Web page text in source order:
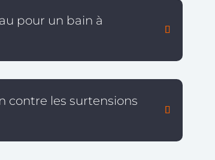
pour un bain à
contre les surtensions